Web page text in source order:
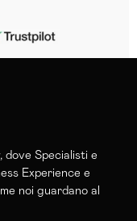
dove Specialisti e
Experience e
noi guardano al